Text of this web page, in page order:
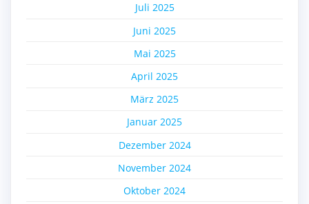
Juli 2025
Juni 2025
Mai 2025
April 2025
März 2025
Januar 2025
Dezember 2024
November 2024
Oktober 2024